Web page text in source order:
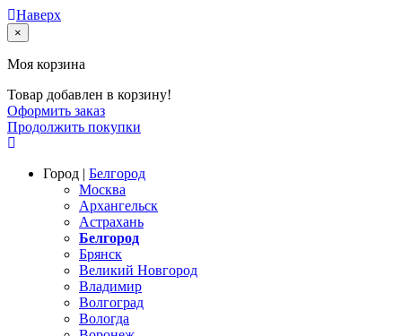
Наверх
×
Моя корзина
Товар добавлен в корзину!
Оформить заказ
Продолжить покупки
Город | Белгород
Москва
Архангельск
Астрахань
Белгород
Брянск
Великий Новгород
Владимир
Волгоград
Вологда